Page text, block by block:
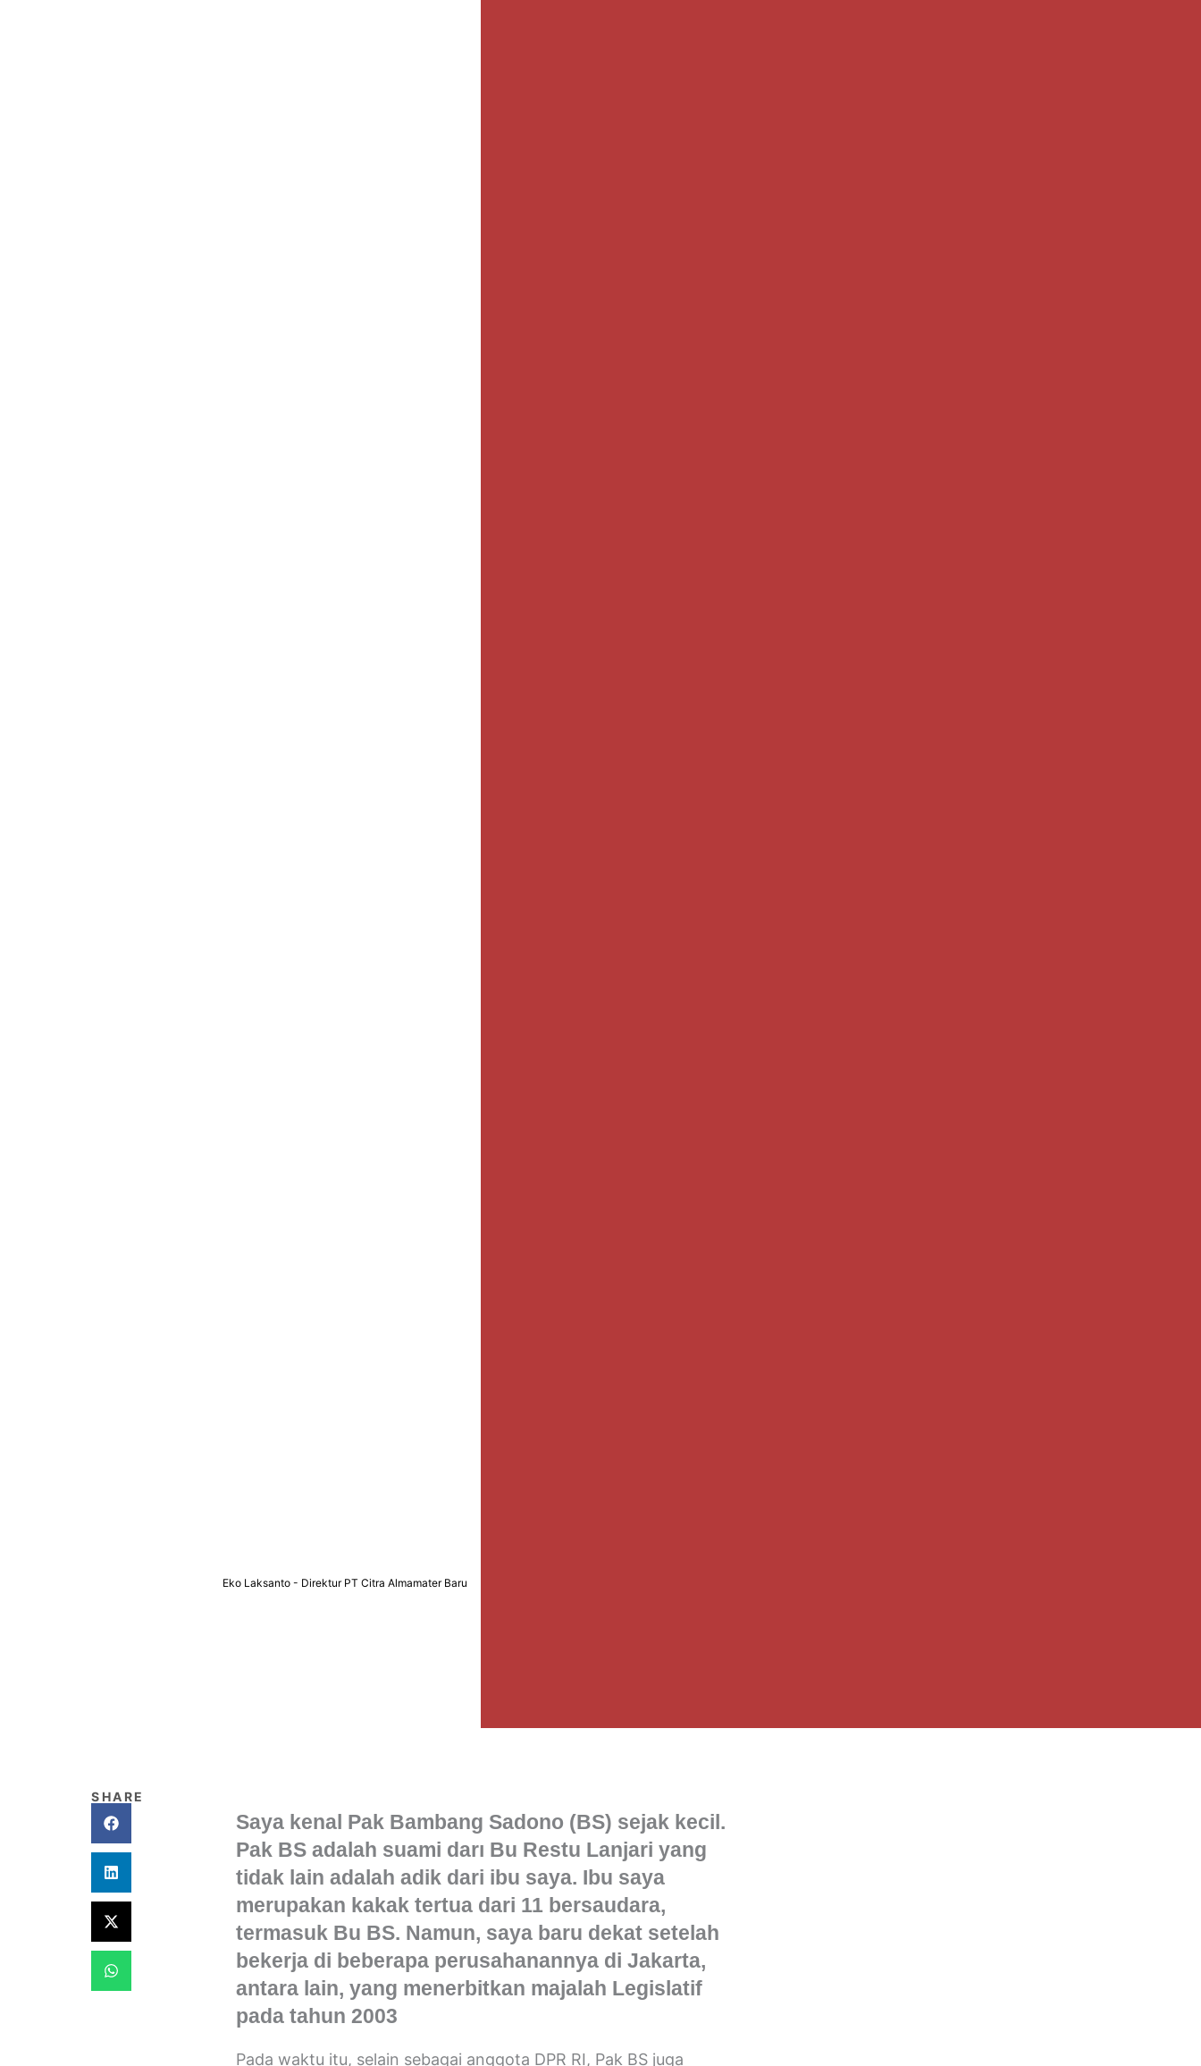
Eko Laksanto - Direktur PT Citra Almamater Baru
SHARE
Saya kenal Pak Bambang Sadono (BS) sejak kecil.
Pak BS adalah suami darı Bu Restu Lanjari yang
tidak lain adalah adik dari ibu saya. Ibu saya
merupakan kakak tertua dari 11 bersaudara,
termasuk Bu BS. Namun, saya baru dekat setelah
bekerja di beberapa perusahanannya di Jakarta,
antara lain, yang menerbitkan majalah Legislatif
pada tahun 2003
Pada waktu itu, selain sebagai anggota DPR RI, Pak BS juga